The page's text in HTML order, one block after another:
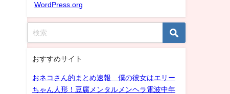
WordPress.org
おすすめサイト
おネコさん的まとめ速報 僕の彼女はエリー
ちゃん人形！豆腐メンタルメンヘラ電波中年